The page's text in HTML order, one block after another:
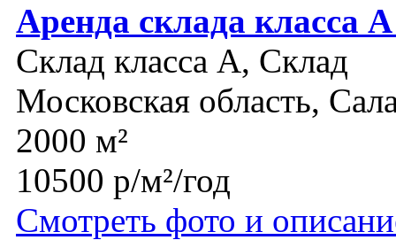
Аренда склада класса
Склад класса A, Склад
Московская область,
2000 м²
10500 р/м²/год
Смотреть фото и